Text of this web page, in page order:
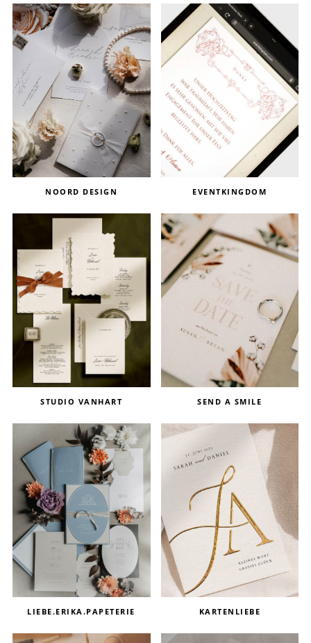
NOORD DESIGN EVENTKINGDOM
STUDIO VANHART SEND A SMILE
LIEBE.ERIKA.PAPETERIE KARTENLIEBE